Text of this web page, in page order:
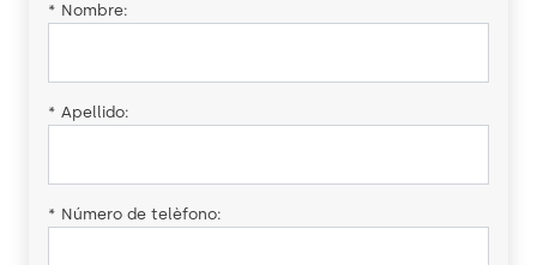
* Nombre:
* Apellido:
* Número de telèfono: